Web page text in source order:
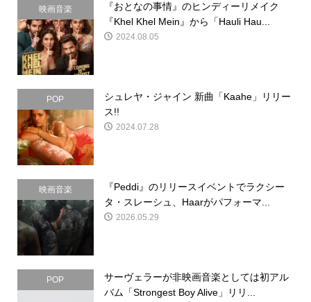
映画音楽
『おとなの事情』のヒンディーリメイク
『Khel Khel Mein』から「Hauli Hau...
2024.08.05
POP
シュレヤ・ジャイン 新曲「Kaahe」リリー
ス!!
2024.07.28
映画音楽
『Peddi』のリリースイベントでラクシー
タ・スレーシュ、Haarがパフォーマ...
2026.05.29
POP
サーヴェラーが非映画音楽としては初アル
バム「Strongest Boy Alive」リリ...